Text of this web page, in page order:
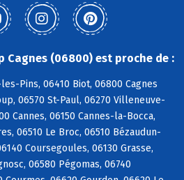
Cagnes (06800) est proche de :
Pins, 06410 Biot, 06800 Cagnes
06570 St-Paul, 06270 Villeneuve-
Cannes, 06150 Cannes-la-Bocca,
06510 Le Broc, 06510 Bézaudun-
Coursegoules, 06130 Grasse,
06580 Pégomas, 06740